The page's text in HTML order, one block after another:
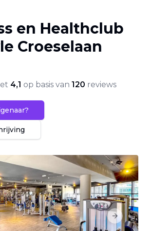
en Healthclub
Croeselaan
4,1 op basis van 120 reviews
Next slide